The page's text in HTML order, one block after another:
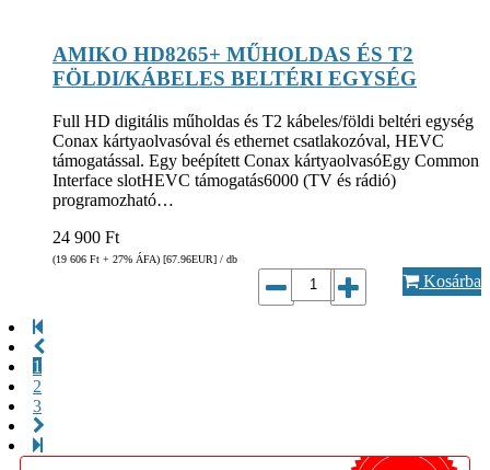
AMIKO HD8265+ MŰHOLDAS ÉS T2
FÖLDI/KÁBELES BELTÉRI EGYSÉG
Full HD digitális műholdas és T2 kábeles/földi beltéri egység
Conax kártyaolvasóval és ethernet csatlakozóval, HEVC
támogatással. Egy beépített Conax kártyaolvasóEgy Common
Interface slotHEVC támogatás6000 (TV és rádió)
programozható…
24 900 Ft
(19 606 Ft + 27% ÁFA) [67.96EUR] / db
Kosárba
1
2
3